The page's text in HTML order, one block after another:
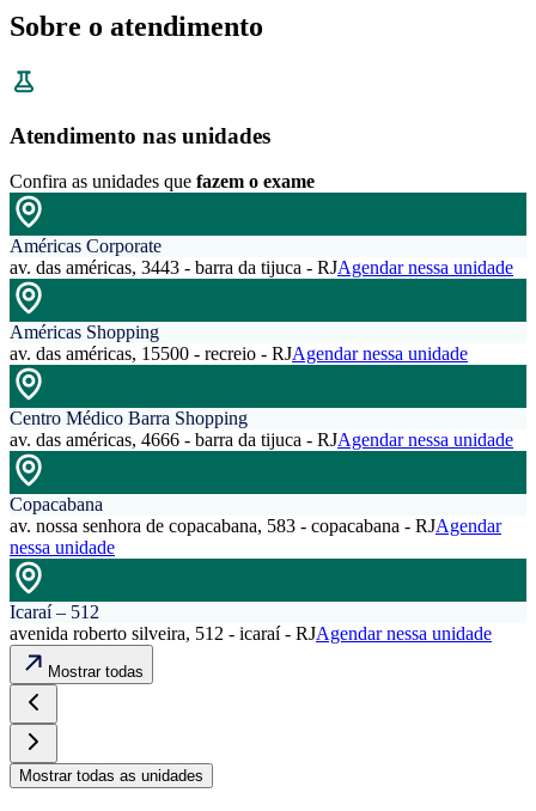
Sobre o atendimento
Atendimento nas unidades
Confira as unidades que fazem o exame
Américas Corporate
av. das américas, 3443 - barra da tijuca - RJAgendar nessa unidade
Américas Shopping
av. das américas, 15500 - recreio - RJAgendar nessa unidade
Centro Médico Barra Shopping
av. das américas, 4666 - barra da tijuca - RJAgendar nessa unidade
Copacabana
av. nossa senhora de copacabana, 583 - copacabana - RJAgendar
nessa unidade
Icaraí – 512
avenida roberto silveira, 512 - icaraí - RJAgendar nessa unidade
Mostrar todas
Mostrar todas as unidades